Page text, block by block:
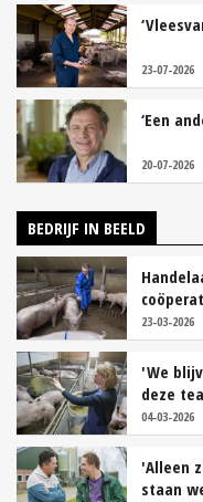
23-07-2026
‘Een
20-07-2026
BEDRIJF IN BEELD
23-03-2026
'We
deze
04-03-2026
'Alleen
staan